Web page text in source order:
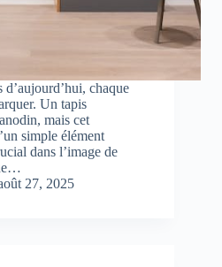
chaque
Un tapis
mais cet
simple élément
dans l’image de
27, 2025